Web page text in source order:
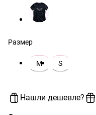
Размер
M S
Нашли дешевле?